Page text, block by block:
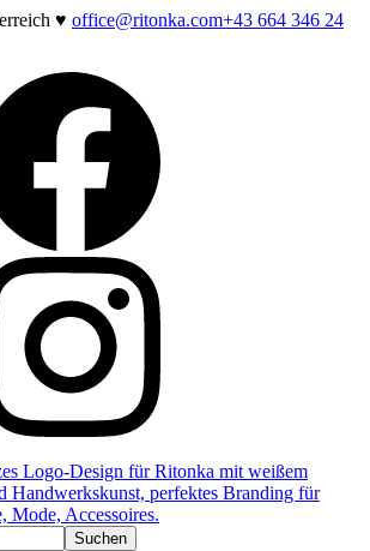
♥ office@ritonka.com+43 664 346 24
Suchen